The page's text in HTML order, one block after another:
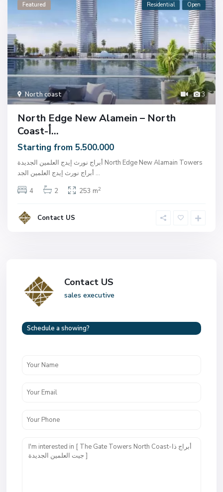
3
North coast
Featured Residential Open
North Edge New Alamein – North
Coast-أ...
Starting from 5.500.000
أبراج نورث إيدج العلمين الجديدة North Edge New Alamain Towers
...
4
2 253 m2
Contact US
Contact US
sales executive
Schedule a showing?